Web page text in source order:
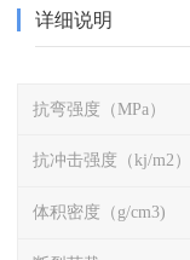
详细说明
抗弯强度（MPa）
抗冲击强度（kj/m2）
体积密度（g/cm3)